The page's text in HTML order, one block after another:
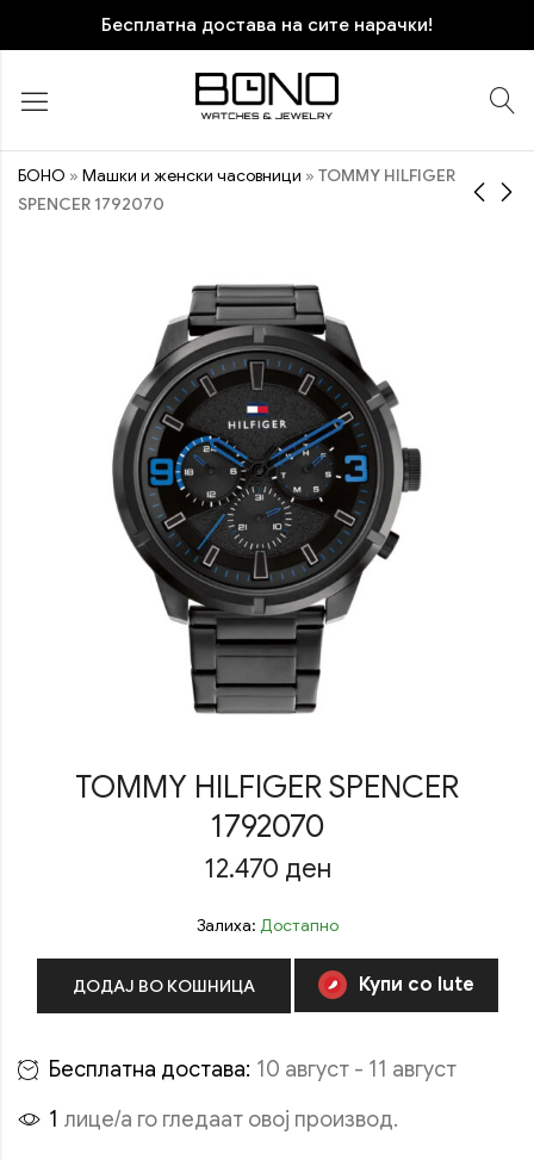
Бесплатна достава на сите нарачки!
БОНО » Машки и женски часовници » TOMMY HILFIGER
SPENCER 1792070
1792056
11.470
TOMMY HILFIGER SPENCER
1792070
12.470 ден
Залиха: Достапно
ДОДАЈ ВО КОШНИЦА Купи со Iute
Бесплатна достава: 10 август - 11 август
1 лице/а го гледаат овој производ.